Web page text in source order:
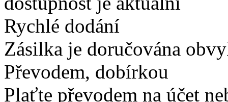
Rychlé dodání
Zásilka je doručována
Převodem, dobírkou
Plaťte převodem na účet